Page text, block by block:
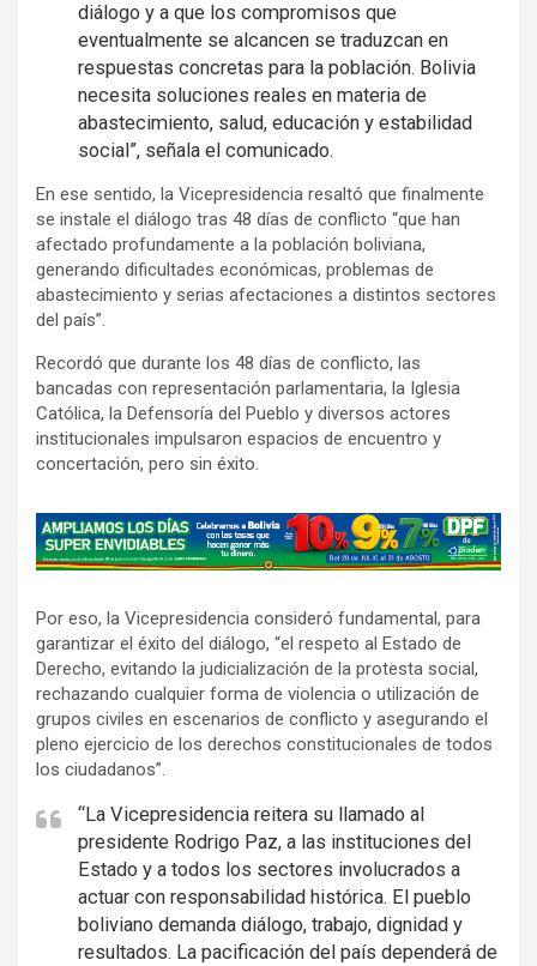
diálogo y a que los compromisos que
eventualmente se alcancen se traduzcan en
respuestas concretas para la población. Bolivia
necesita soluciones reales en materia de
abastecimiento, salud, educación y estabilidad
social”, señala el comunicado.
En ese sentido, la Vicepresidencia resaltó que finalmente
se instale el diálogo tras 48 días de conflicto “que han
afectado profundamente a la población boliviana,
generando dificultades económicas, problemas de
abastecimiento y serias afectaciones a distintos sectores
del país”.
Recordó que durante los 48 días de conflicto, las
bancadas con representación parlamentaria, la Iglesia
Católica, la Defensoría del Pueblo y diversos actores
institucionales impulsaron espacios de encuentro y
concertación, pero sin éxito.
A
d
e
r
t
i
s
e
m
Por eso, la Vicepresidencia consideró fundamental, para
garantizar el éxito del diálogo, “el respeto al Estado de
Derecho, evitando la judicialización de la protesta social,
rechazando cualquier forma de violencia o utilización de
grupos civiles en escenarios de conflicto y asegurando el
pleno ejercicio de los derechos constitucionales de todos
los ciudadanos”.
“La Vicepresidencia reitera su llamado al
presidente Rodrigo Paz, a las instituciones del
Estado y a todos los sectores involucrados a
actuar con responsabilidad histórica. El pueblo
boliviano demanda diálogo, trabajo, dignidad y
resultados. La pacificación del país dependerá de